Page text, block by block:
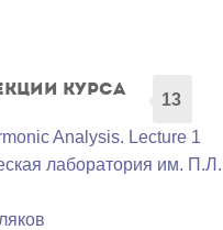
курса
13
Analysis. Lecture 1
лаборатория им.